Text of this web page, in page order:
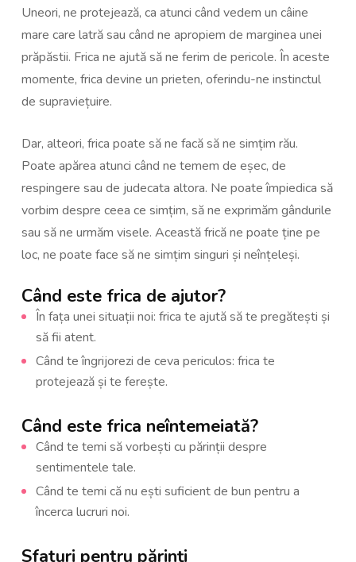
Uneori, ne protejează, ca atunci când vedem un câine
mare care latră sau când ne apropiem de marginea unei
prăpăstii. Frica ne ajută să ne ferim de pericole. În aceste
momente, frica devine un prieten, oferindu-ne instinctul
de supraviețuire.
Dar, alteori, frica poate să ne facă să ne simțim rău.
Poate apărea atunci când ne temem de eșec, de
respingere sau de judecata altora. Ne poate împiedica să
vorbim despre ceea ce simțim, să ne exprimăm gândurile
sau să ne urmăm visele. Această frică ne poate ține pe
loc, ne poate face să ne simțim singuri și neînțeleși.
Când este frica de ajutor?
În fața unei situații noi: frica te ajută să te pregătești și
să fii atent.
Când te îngrijorezi de ceva periculos: frica te
protejează și te ferește.
Când este frica neîntemeiată?
Când te temi să vorbești cu părinții despre
sentimentele tale.
Când te temi că nu ești suficient de bun pentru a
încerca lucruri noi.
Sfaturi pentru părinți